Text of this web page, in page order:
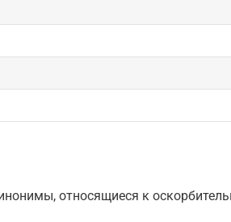
относящиеся к